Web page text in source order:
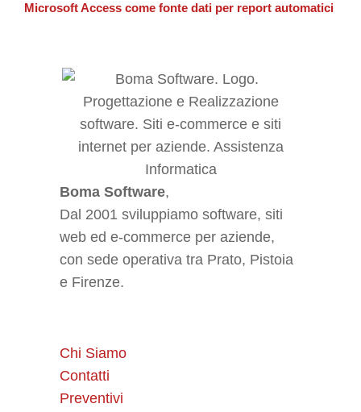
Microsoft Access come fonte dati per report automatici
Boma Software,
Dal 2001 sviluppiamo software, siti
web ed e-commerce per aziende,
con sede operativa tra Prato, Pistoia
e Firenze.
Chi Siamo
Contatti
Preventivi